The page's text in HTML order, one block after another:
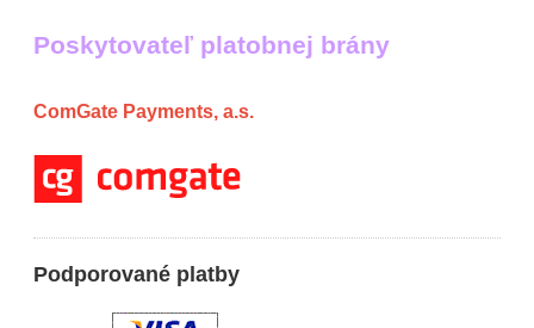
Poskytovateľ platobnej brány
ComGate Payments, a.s.
Podporované platby